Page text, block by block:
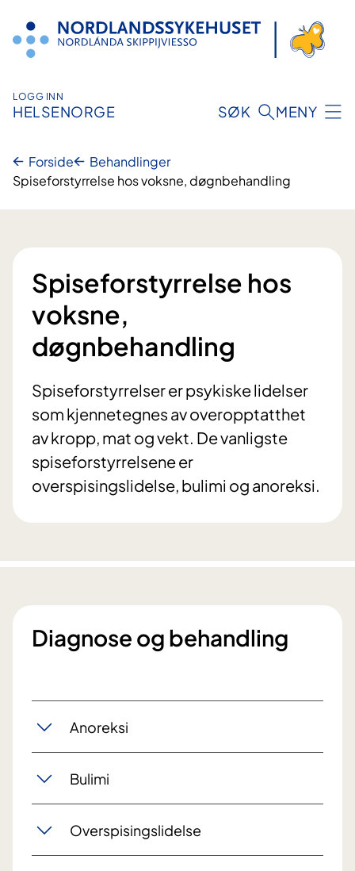
innhold
LOGG INN
HELSENORGE SØK MENY
Forside
Behandlinger
Spiseforstyrrelse hos voksne, døgnbehandling
Spiseforstyrrelse hos
voksne,
døgnbehandling
Spiseforstyrrelser er psykiske lidelser
som kjennetegnes av overopptatthet
av kropp, mat og vekt. De vanligste
spiseforstyrrelsene er
overspisingslidelse, bulimi og anoreksi.
Diagnose og behandling
Anoreksi
Bulimi
Overspisingslidelse